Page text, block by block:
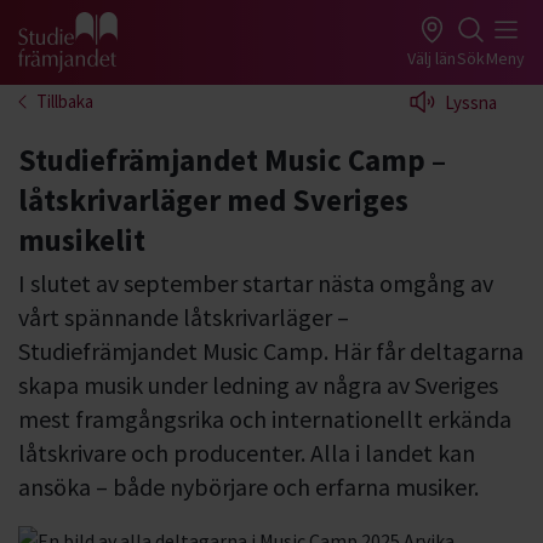
Gå till studiefrämjandets startsida Välj länSökMeny
Tillbaka Lyssna
Studiefrämjandet Music Camp –
låtskrivarläger med Sveriges
musikelit
I slutet av september startar nästa omgång av
vårt spännande låtskrivarläger –
Studiefrämjandet Music Camp. Här får deltagarna
skapa musik under ledning av några av Sveriges
mest framgångsrika och internationellt erkända
låtskrivare och producenter. Alla i landet kan
ansöka – både nybörjare och erfarna musiker.